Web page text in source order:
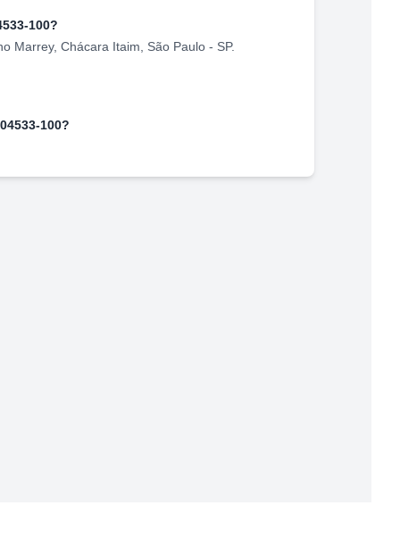
100?
Marrey, Chácara Itaim São Paulo - SP.
04533-100?